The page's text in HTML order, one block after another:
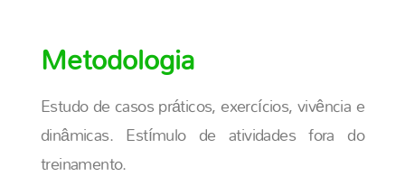
Metodologia
Estudo de casos práticos, exercícios, vivência e
dinâmicas. Estímulo de atividades fora do
treinamento.